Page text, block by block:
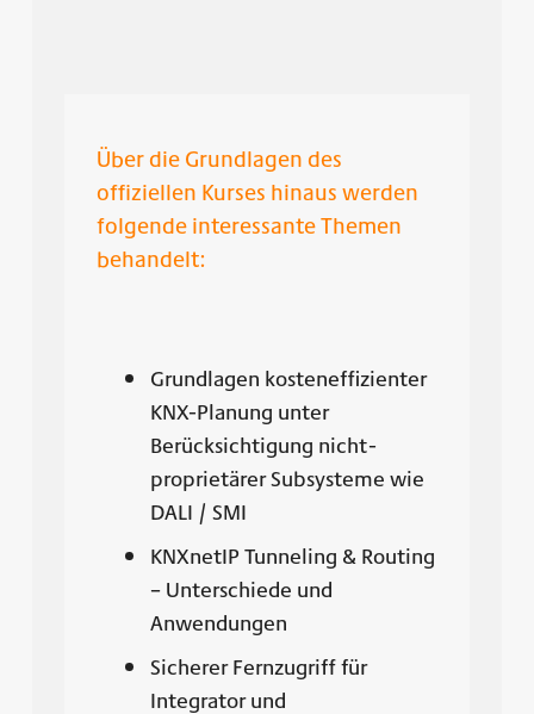
Über die Grundlagen des
offiziellen Kurses hinaus werden
folgende interessante Themen
behandelt:
Grundlagen kosteneffizienter
KNX-Planung unter
Berücksichtigung nicht-
proprietärer Subsysteme wie
DALI / SMI
KNXnetIP Tunneling & Routing
– Unterschiede und
Anwendungen
Sicherer Fernzugriff für
Integrator und